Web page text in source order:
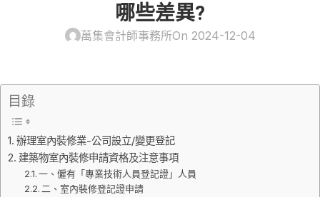
哪些差異?
萬集會計師事務所On 2024-12-04
目錄
辦理室內裝修業-公司設立/變更登記
建築物室內裝修申請資格及注意事項
一、僱有「專業技術人員登記證」人員
二、室內裝修登記證申請